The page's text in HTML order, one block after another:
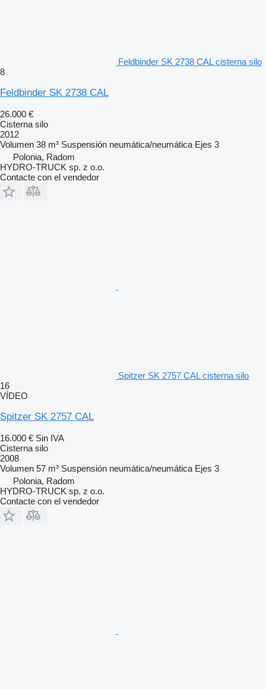
Feldbinder SK 2738 CAL cisterna silo
8
Feldbinder SK 2738 CAL
26.000 €
Cisterna silo
2012
Volumen 38 m³ Suspensión neumática/neumática Ejes 3
Polonia, Radom
HYDRO-TRUCK sp. z o.o.
Contacte con el vendedor
Spitzer SK 2757 CAL cisterna silo
16
VÍDEO
Spitzer SK 2757 CAL
16.000 € Sin IVA
Cisterna silo
2008
Volumen 57 m³ Suspensión neumática/neumática Ejes 3
Polonia, Radom
HYDRO-TRUCK sp. z o.o.
Contacte con el vendedor